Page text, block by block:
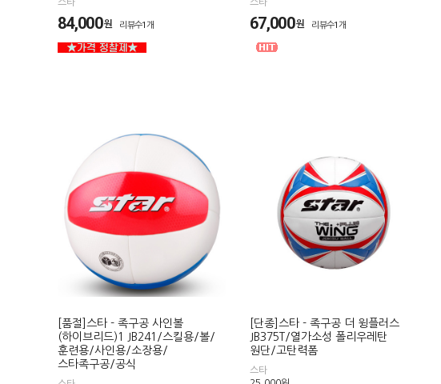
스타
84,000원 리뷰수1개
스타
67,000원 리뷰수1개
[품절]스타 - 족구공 사인볼
(하이브리드)1 JB241/스킬용/볼/
훈련용/사인용/소장용/
스타족구공/공식
[단종]스타 - 족구공 더 윙플러스
JB375T/열가소성 폴리우레탄
원단/고탄력폼
스타